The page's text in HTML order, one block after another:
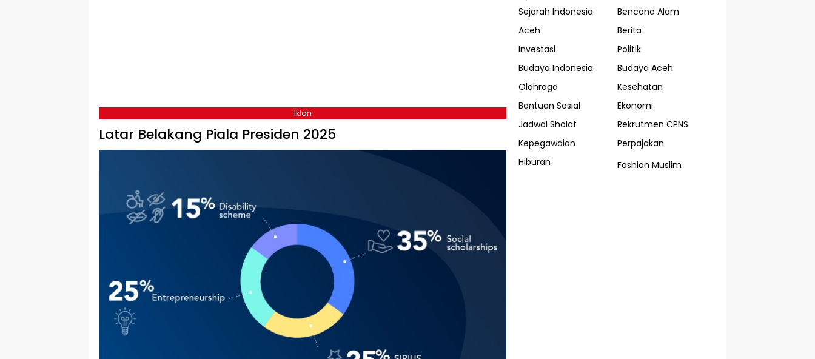
Iklan
Latar Belakang Piala Presiden 2025
Sejarah Indonesia
Bencana Alam
Aceh
Berita
Investasi
Politik
Budaya Indonesia
Budaya Aceh
Olahraga
Kesehatan
Bantuan Sosial
Ekonomi
Jadwal Sholat
Rekrutmen CPNS
Kepegawaian
Perpajakan
Hiburan
Fashion Muslim